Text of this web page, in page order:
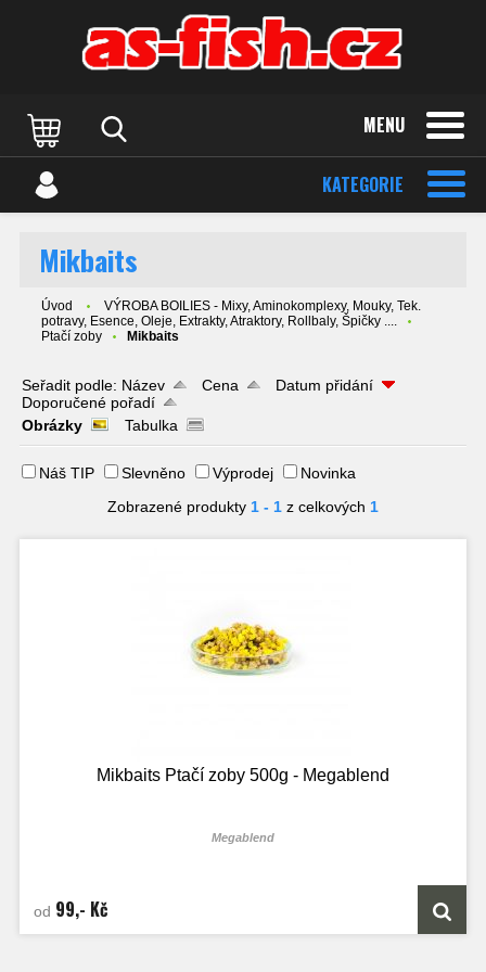
MENU
KATEGORIE
Mikbaits
Úvod
VÝROBA BOILIES - Mixy, Aminokomplexy, Mouky, Tek.
potravy, Esence, Oleje, Extrakty, Atraktory, Rollbaly, Špičky ....
Ptačí zoby
Mikbaits
Seřadit podle: Název Cena
Datum přidání
Doporučené pořadí
Obrázky
Tabulka
Náš TIP Slevněno Výprodej
Novinka
Zobrazené produkty 1 - 1 z celkových 1
Mikbaits Ptačí zoby 500g - Megablend
Megablend
od 99,- Kč